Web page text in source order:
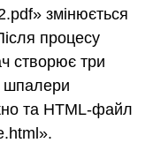
змінюється
процесу
створює три
шпалери
та HTML-файл